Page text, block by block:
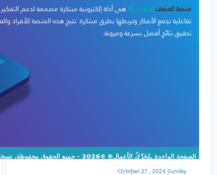
منصة العصفالذهني®هي أداة إلكترونية مبتكرة مصممة لدعم
تفاعلية تجمع الأفكار وتربطها بطرق مبتكرة. تتيح هذه المنصة للأفراد
تحقيق نتائج أفضل بسرعة ومرونة.
الصفحة الواحدة ,مُحَرِّكُ الأعمال® ©2026 - جميع الحقوق محفوظة, نسخة:1.1.1